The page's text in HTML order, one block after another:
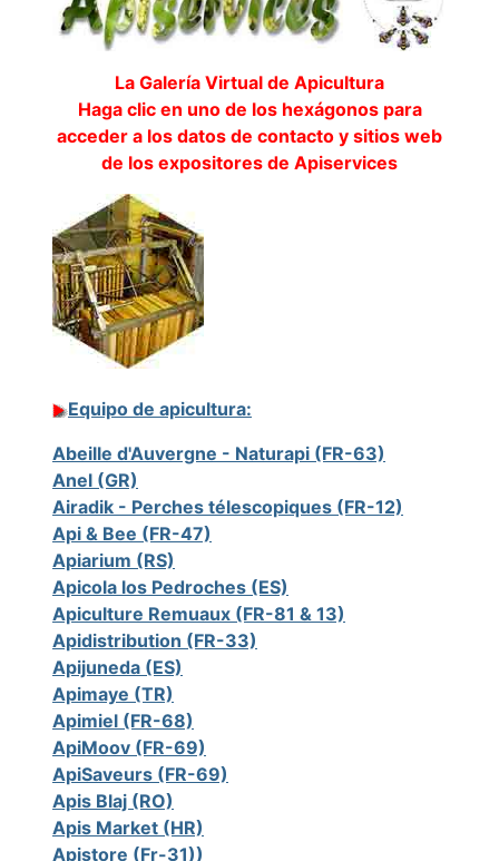
La Galería Virtual de Apicultura
Haga clic en uno de los hexágonos para
acceder a los datos de contacto y sitios web
de los expositores de Apiservices
Equipo de apicultura:
Abeille d'Auvergne - Naturapi (FR-63)
Anel (GR)
Airadik - Perches télescopiques (FR-12)
Api & Bee (FR-47)
Apiarium (RS)
Apicola los Pedroches (ES)
Apiculture Remuaux (FR-81 & 13)
Apidistribution (FR-33)
Apijuneda (ES)
Apimaye (TR)
Apimiel (FR-68)
ApiMoov (FR-69)
ApiSaveurs (FR-69)
Apis Blaj (RO)
Apis Market (HR)
Apistore (Fr-31))